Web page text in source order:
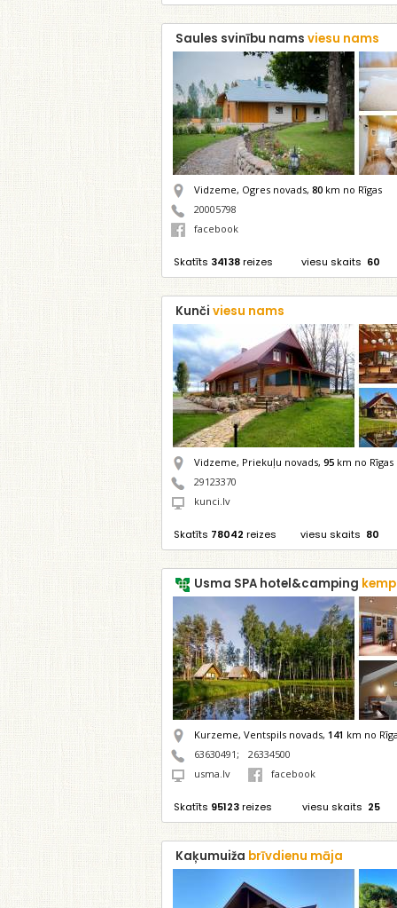
Saules svinību nams viesu nams
Vidzeme, Ogres novads, 80 km no Rīgas
20005798
facebook
Skatīts 34138reizes viesu skaits 60
Kunči viesu nams
Vidzeme, Priekuļu novads, 95 km no Rīgas
29123370
kunci.lv
Skatīts 78042 reizes viesu skaits 80
Usma SPA hotel&camping
Kurzeme, Ventspils novads, 141 km no
63630491 ;
26334500
usma.lv
facebook
Skatīts 95123reizes viesu skaits 25
Kaķumuiža brīvdienu māja